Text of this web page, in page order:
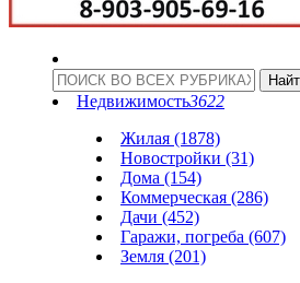
Недвижимость3622
Жилая (1878)
Новостройки (31)
Дома (154)
Коммерческая (286)
Дачи (452)
Гаражи, погреба (607)
Земля (201)